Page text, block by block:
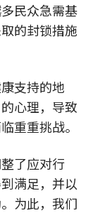
民众急需基
的封锁措施
支持的地
心理，导致
重重挑战。
了应对行
满足，并以
为此，我们